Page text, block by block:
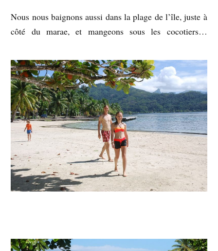
Nous nous baignons aussi dans la plage de l’île, juste à
côté du marae, et mangeons sous les cocotiers…